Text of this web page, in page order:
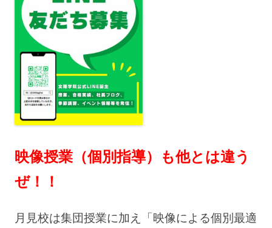
映像授業（個別指導）も他とは違う
ぜ！！
月見校は集団授業に加え「映像による個別最適